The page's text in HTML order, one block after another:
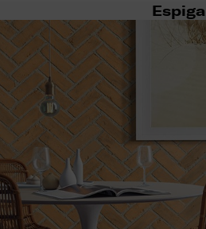
Espiga